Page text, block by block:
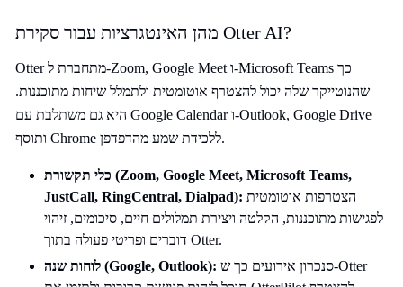
מהן האינטגרציות עבור סקירת Otter AI?
Otter מתחברת ל-Zoom, Google Meet ו-Microsoft Teams כך
שהנוטייקר שלה יכול להצטרף אוטומטית ולתמלל שיחות מתוכננות.
היא גם משתלבת עם Google Calendar ו-Outlook, Google Drive
ותוסף Chrome ללכידת שמע מהדפדפן.
כלי תקשורת (Zoom, Google Meet, Microsoft Teams,
JustCall, RingCentral, Dialpad): הצטרפות אוטומטית
לפגישות מתוכננות, הקלטה ויצירת תמלולים חיים, סיכומים, זיהוי
דוברים ופריטי פעולה בתוך Otter.
לוחות שנה (Google, Outlook): סנכרון אירועים כך ש-Otter